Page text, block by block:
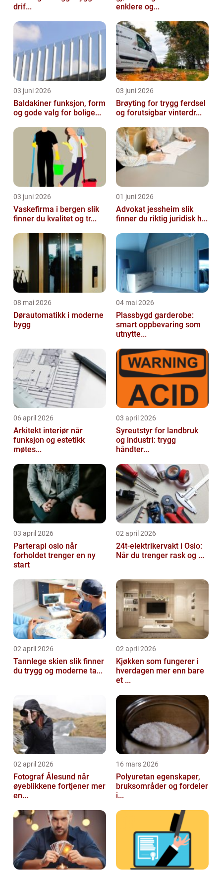
drif...
enklere og...
03 juni 2026
Baldakiner funksjon, form
og gode valg for bolige...
03 juni 2026
Brøyting for trygg ferdsel
og forutsigbar vinterdr...
03 juni 2026
Vaskefirma i bergen slik
finner du kvalitet og tr...
01 juni 2026
Advokat jessheim slik
finner du riktig juridisk h...
08 mai 2026
Dørautomatikk i moderne
bygg
04 mai 2026
Plassbygd garderobe:
smart oppbevaring som
utnytte...
06 april 2026
Arkitekt interiør når
funksjon og estetikk
møtes...
03 april 2026
Syreutstyr for landbruk
og industri: trygg
håndter...
03 april 2026
Parterapi oslo når
forholdet trenger en ny
start
02 april 2026
24t-elektrikervakt i Oslo:
Når du trenger rask og ...
02 april 2026
Tannlege skien slik finner
du trygg og moderne ta...
02 april 2026
Kjøkken som fungerer i
hverdagen mer enn bare
et ...
02 april 2026
Fotograf Ålesund når
øyeblikkene fortjener mer
en...
16 mars 2026
Polyuretan egenskaper,
bruksområder og fordeler
i...